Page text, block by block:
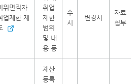
위면직자
업제한 제
취업
제한
범위
및 내
용 등
수
시
변경시
자료
첨부
재산
등록